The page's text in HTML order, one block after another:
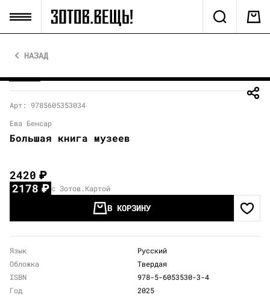
НАЗАД
Арт: 9785605353034
Ева Бенсар
Большая книга музеев
2420₽
2178₽ с Зотов.Картой
В КОРЗИНУ
Язык
Русский
Обложка
Твердая
ISBN
978-5-6053530-3-4
Год
2025